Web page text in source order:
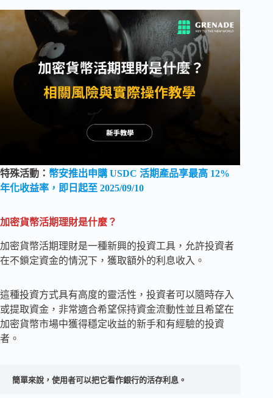
特殊活動： 幣安推出申購 USDC 活期產品享最高 12%
年化收益率 ，即日起至 2025/09/10
加密貨幣活期理財是什麼？
加密貨幣活期理財是一種新興的投資工具，允許投資者
在不鎖定資金的情況下，獲取額外的利息收入。
這種投資方式具有高度的靈活性，投資者可以隨時存入
或提取資金，非常適合希望保持資金流動性並且希望在
加密貨幣市場中獲得穩定收益的新手和有經驗的投資
者。
簡單來說，使用者可以把它看作銀行的活存利息。